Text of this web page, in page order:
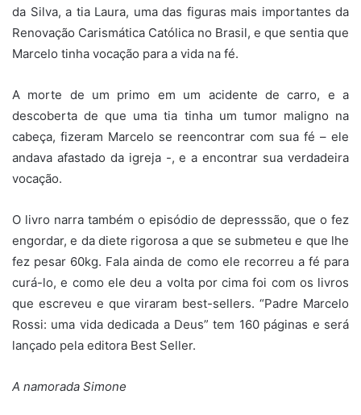
da Silva, a tia Laura, uma das figuras mais importantes da
Renovação Carismática Católica no Brasil, e que sentia que
Marcelo tinha vocação para a vida na fé.
A morte de um primo em um acidente de carro, e a
descoberta de que uma tia tinha um tumor maligno na
cabeça, fizeram Marcelo se reencontrar com sua fé – ele
andava afastado da igreja -, e a encontrar sua verdadeira
vocação.
O livro narra também o episódio de depresssão, que o fez
engordar, e da diete rigorosa a que se submeteu e que lhe
fez pesar 60kg. Fala ainda de como ele recorreu a fé para
curá-lo, e como ele deu a volta por cima foi com os livros
que escreveu e que viraram best-sellers. “Padre Marcelo
Rossi: uma vida dedicada a Deus” tem 160 páginas e será
lançado pela editora Best Seller.
A namorada Simone